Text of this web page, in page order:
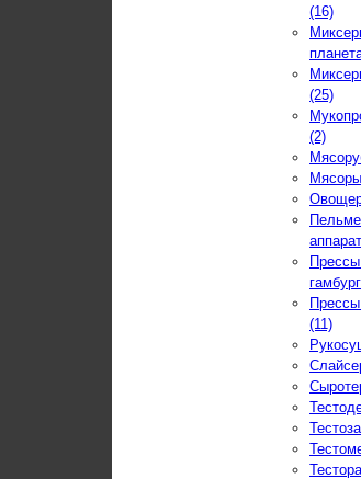
(16)
(25)
(2)
(11)